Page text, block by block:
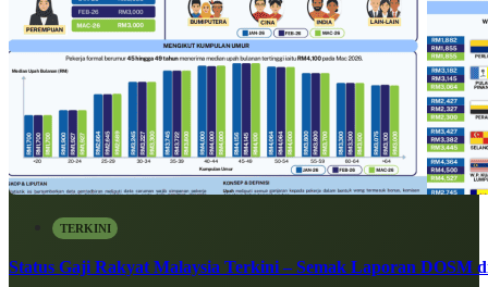
TERKINI
Status Gaji Rakyat Malaysia Terkini – Semak Laporan DOSM